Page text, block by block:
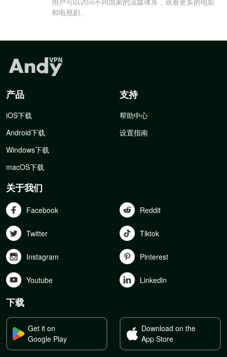
和电视剧。
产品
iOS下载
Android下载
Windows下载
macOS下载
支持
帮助中心
设置指南
关于我们
Facebook Reddit
Twitter Tiktok
Instagram Pinterest
Youtube Linkedln
下载
Get it on
Google Play
Download on the
App Store